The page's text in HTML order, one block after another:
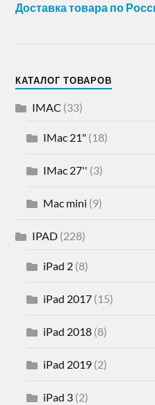
Доставка товара по
КАТАЛОГ ТОВАРОВ
IMAC (33)
IMac 21" (18)
IMac 27'' (3)
Mac mini (9)
IPAD (228)
iPad 2 (8)
iPad 2017 (15)
iPad 2018 (8)
iPad 2019 (2)
iPad 3 (2)